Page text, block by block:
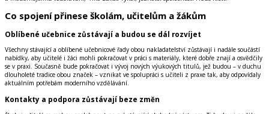
Co spojení přinese školám, učitelům a žákům
Oblíbené učebnice zůstávají a budou se dál rozvíjet
Všechny stávající a oblíbené učebnicové řady obou nakladatelství zůstávají i nadále součástí
nabídky, aby učitelé i žáci mohli pokračovat v práci s materiály, které dobře znají a osvědčily
se v praxi. Současně bude pokračovat i vývoj nových výukových titulů, jež budou – v duchu
dlouholeté tradice obou značek – vznikat ve spolupráci s učiteli z praxe tak, aby odpovídaly
aktuálním potřebám moderního vzdělávání.
Kontakty a podpora zůstávají beze změn